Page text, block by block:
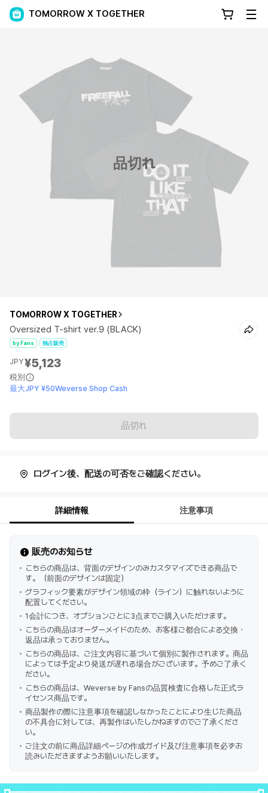
TOMORROW X TOGETHER
品切れ
TOMORROW X TOGETHER
Oversized T-shirt ver.9 (BLACK)
by Fans 独占販売
JPY¥5,123
税別
最大JPY ¥50Weverse Shop Cash
品切れ
ログイン後、配送の可否をご確認ください。
詳細情報 注意事項
販売のお知らせ
こちらの商品は、背面のデザインのみカスタマイズできる商品で
す。（前面のデザインは固定）
グラフィック要素がデザイン領域の枠（ライン）に触れないように
配置してください。
1会計につき、オプションごとに3点までご購入いただけます。
こちらの商品はオーダーメイドのため、お客様ご都合による交換・
返品は承っておりません。
こちらの商品は、ご注文内容に基づいて個別に製作されます。商品
によっては予定より発送が遅れる場合がございます。予めご了承く
ださい。
こちらの商品は、Weverse by Fansの品質検査に合格した正式ラ
イセンス商品です。
商品製作の際に注意事項を確認しなかったことにより生じた商品
の不具合に対しては、再製作はいたしかねますのでご了承くださ
い。
ご注文の前に商品詳細ページの作成ガイド及び注意事項を必ずお
読みいただきますようお願いいたします。